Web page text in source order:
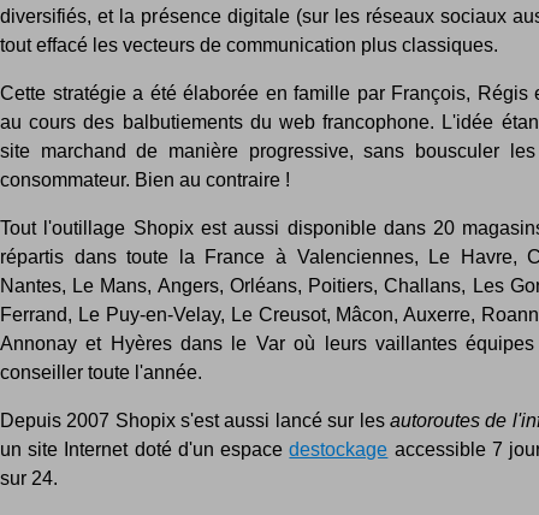
diversifiés, et la présence digitale (sur les réseaux sociaux
tout effacé les vecteurs de communication plus classiques.
Cette stratégie a été élaborée en famille par François, Régis
au cours des balbutiements du web francophone. L'idée
site marchand de manière progressive, sans bousculer
consommateur. Bien au contraire !
Tout l'outillage Shopix est aussi disponible dans 20
répartis dans toute la France à Valenciennes, Le Havre,
Nantes, Le Mans, Angers, Orléans, Poitiers, Challans, Les
Ferrand, Le Puy-en-Velay, Le Creusot, Mâcon, Auxerre,
Annonay et Hyères dans le Var où leurs vaillantes
conseiller toute l'année.
Depuis 2007 Shopix s'est aussi lancé sur les autoroutes de
un site Internet doté d'un espacedestockage accessible 7
sur 24.